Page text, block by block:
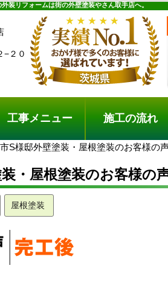
装リフォームは街の外壁塗装やさん取手店へ。
−２０
料金プラン 無料点検
工事メニュー 施工の流れ
S様邸外壁塗装・屋根塗装のお客様の
・屋根塗装のお客様の
屋根塗装